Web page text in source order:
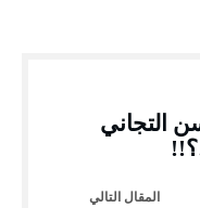
التجاني